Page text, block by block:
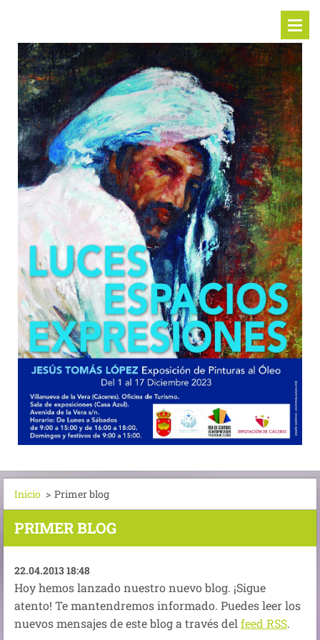
Inicio > Primer blog
PRIMER BLOG
22.04.2013 18:48
Hoy hemos lanzado nuestro nuevo blog. ¡Sigue
atento! Te mantendremos informado. Puedes leer los
nuevos mensajes de este blog a través del feed RSS.